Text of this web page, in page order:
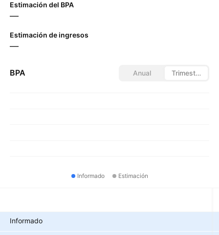
Estimación del BPA
—
Estimación de ingresos
—
BPA Anual Trimestral
Informado Estimación
Informado